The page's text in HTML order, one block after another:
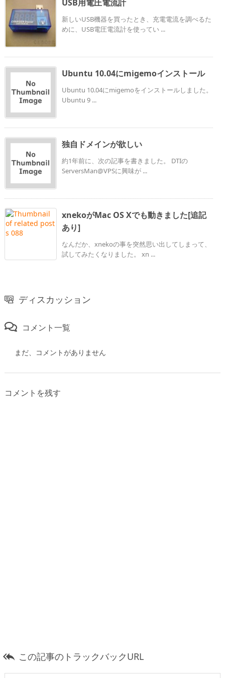
USB用電圧電流計
新しいUSB機器を買ったとき、充電電流を調べるた
めに、USB電圧電流計を使ってい ...
Ubuntu 10.04にmigemoインストール
Ubuntu 10.04にmigemoをインストールしました。
Ubuntu 9 ...
独自ドメインが欲しい
約1年前に、次の記事を書きました。 DTIの
ServersMan@VPSに興味が ...
xnekoがMac OS Xでも動きました[追記
あり]
なんだか、xnekoの事を突然思い出してしまって、
試してみたくなりました。 xn ...
ディスカッション
コメント一覧
まだ、コメントがありません
コメントを残す
 この記事のトラックバックURL